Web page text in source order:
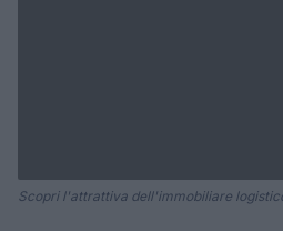
Scopri l'attrattiva dell'immobiliare